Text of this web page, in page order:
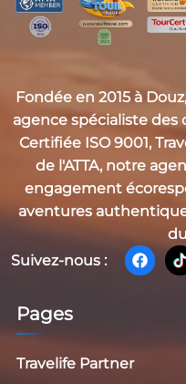
Fondée en 2015 à Douz,
agence spécialiste des
Certifiée ISO 9001,
de l'ATTA, notre
engagement
aventures
Suivez-nous :
Pages
Travelife Partner